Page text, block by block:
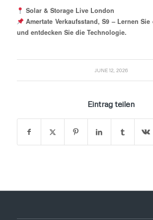
Solar & Storage Live London
Amertate Verkaufsstand, S9 – Lernen Sie
und entdecken Sie die Technologie.
JUNE 12, 2026
Eintrag teilen